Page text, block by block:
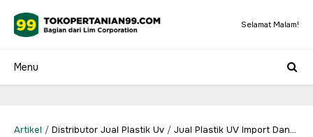
Selamat Malam!
Artikel / Distributor Jual Plastik Uv / Jual Plastik UV Import Dan